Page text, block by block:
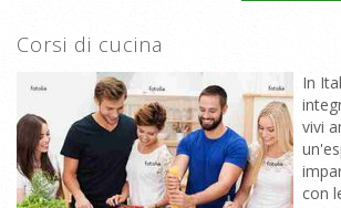
Corsi di cucina
In
vivi
con